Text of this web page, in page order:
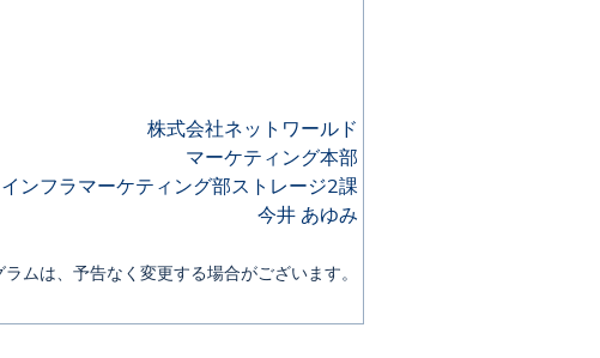
株式会社ネットワールド
マーケティング本部
インフラマーケティング部ストレージ2課
今井 あゆみ
ムは、予告なく変更する場合がございます。